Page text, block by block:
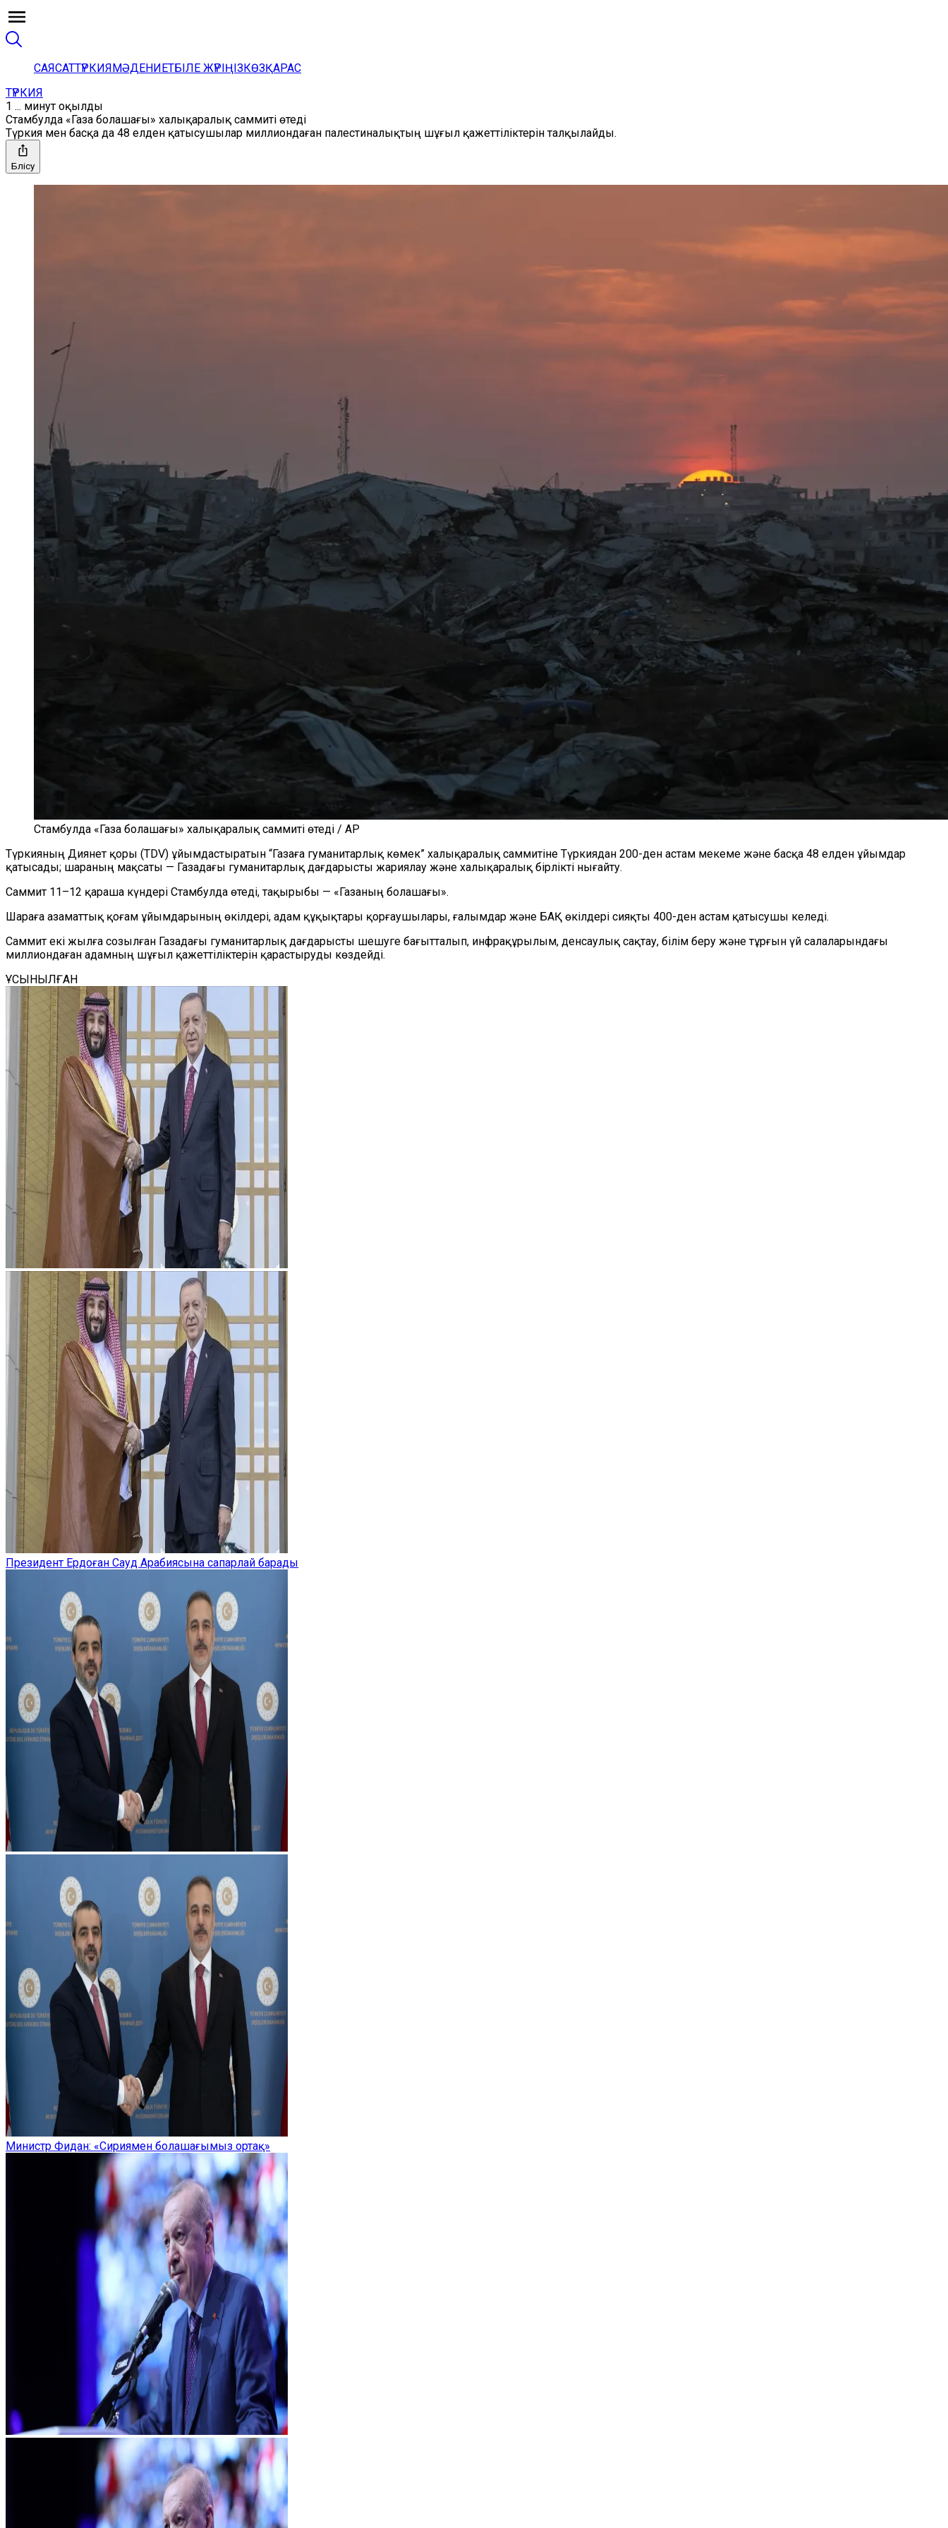
САЯСАТТҮРКИЯМӘДЕНИЕТБІЛЕ ЖҮРІҢІЗКӨЗҚАРАС
ТҮРКИЯ
1 ... минут оқылды
Стамбулда «Газа болашағы» халықаралық саммиті өтеді
Түркия мен басқа да 48 елден қатысушылар миллиондаған палестиналықтың шұғыл қажеттіліктерін талқылайды.
Бөлісу
Стамбулда «Газа болашағы» халықаралық саммиті өтеді / AP
Түркияның Диянет қоры (TDV) ұйымдастыратын “Газаға гуманитарлық көмек” халықаралық саммитіне Түркиядан 200-ден астам мекеме және басқа 48 елден ұйымдар
қатысады; шараның мақсаты — Газадағы гуманитарлық дағдарысты жариялау және халықаралық бірлікті нығайту.
Саммит 11–12 қараша күндері Стамбулда өтеді, тақырыбы — «Газаның болашағы».
Шараға азаматтық қоғам ұйымдарының өкілдері, адам құқықтары қорғаушылары, ғалымдар және БАҚ өкілдері сияқты 400-ден астам қатысушы келеді.
Саммит екі жылға созылған Газадағы гуманитарлық дағдарысты шешуге бағытталып, инфрақұрылым, денсаулық сақтау, білім беру және тұрғын үй салаларындағы
миллиондаған адамның шұғыл қажеттіліктерін қарастыруды көздейді.
ҰСЫНЫЛҒАН
Президент Ердоған Сауд Арабиясына сапарлай барады
Министр Фидан: «Сириямен болашағымыз ортақ»